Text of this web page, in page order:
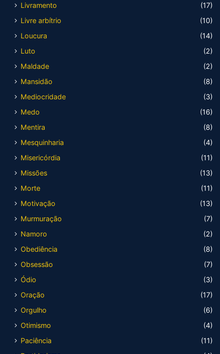
Livramento
(17)
Livre arbítrio
(10)
Loucura
(14)
Luto
(2)
Maldade
(2)
Mansidão
(8)
Mediocridade
(3)
Medo
(16)
Mentira
(8)
Mesquinharia
(4)
Misericórdia
(11)
Missões
(13)
Morte
(11)
Motivação
(13)
Murmuração
(7)
Namoro
(2)
Obediência
(8)
Obsessão
(7)
Ódio
(3)
Oração
(17)
Orgulho
(6)
Otimismo
(4)
Paciência
(11)